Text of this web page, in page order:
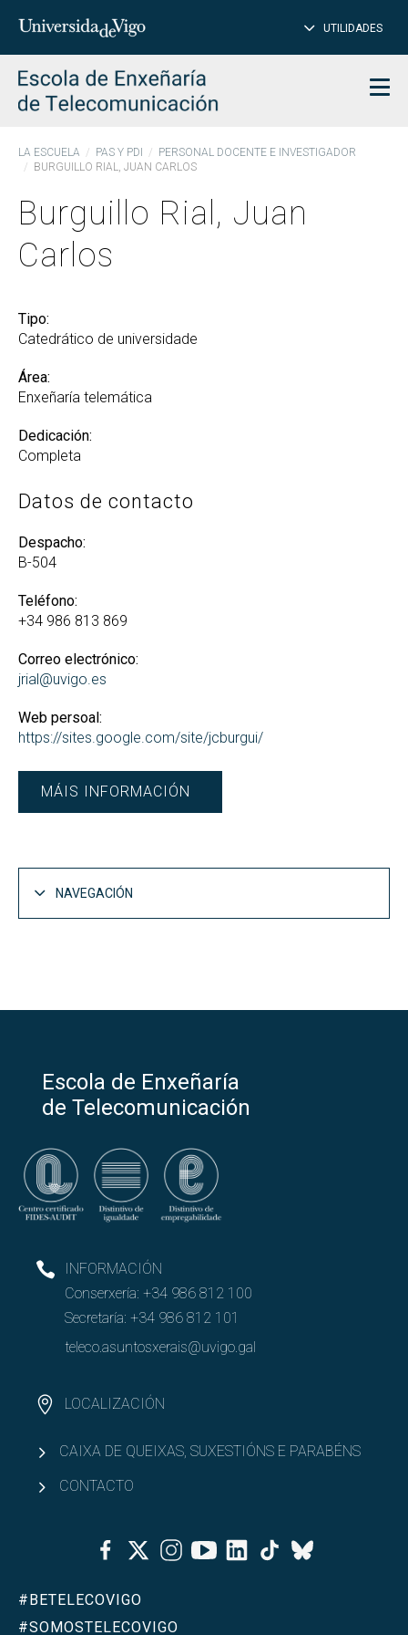
Introduce
para
buscar
UTILIDADES
LA ESCUELA PAS Y PDI
PERSONAL DOCENTE E INVESTIGADOR
BURGUILLO RIAL, JUAN CARLOS
Burguillo Rial, Juan
Carlos
Tipo:
Catedrático de universidade
Área:
Enxeñaría telemática
Dedicación:
Completa
Datos de contacto
Despacho:
B-504
Teléfono:
+34 986 813 869
Correo electrónico:
jrial@uvigo.es
Web persoal:
https://sites.google.com/site/jcburgui/
MÁIS INFORMACIÓN
NAVEGACIÓN
Escola de Enxeñaría
de Telecomunicación
INFORMACIÓN
Conserxería: +34 986 812 100
Secretaría: +34 986 812 101
teleco.asuntosxerais@uvigo.gal
LOCALIZACIÓN
CAIXA DE QUEIXAS, SUXESTIÓNS E PARABÉNS
CONTACTO
FacebookTwitterInstagramYoutubeLinkedinTiktok
Bluesky
#BETELECOVIGO
#SOMOSTELECOVIGO